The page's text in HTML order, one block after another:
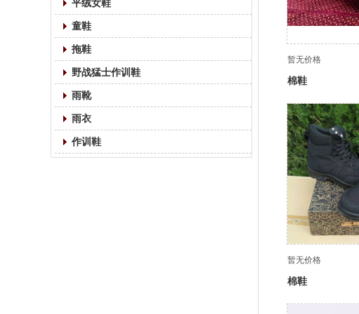
平绒女鞋
童鞋
拖鞋
野战猛士作训鞋
雨靴
雨衣
作训鞋
暂无价格
棉鞋
暂无价格
棉鞋